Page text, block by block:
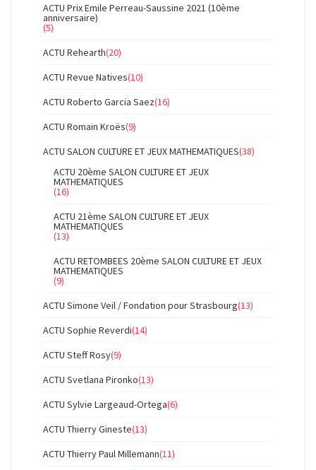
ACTU Prix Emile Perreau-Saussine 2021 (10ème
anniversaire)
(5)
ACTU Rehearth(20)
ACTU Revue Natives(10)
ACTU Roberto Garcia Saez(16)
ACTU Romain Kroës(9)
ACTU SALON CULTURE ET JEUX MATHEMATIQUES(38)
ACTU 20ème SALON CULTURE ET JEUX
MATHEMATIQUES
(16)
ACTU 21ème SALON CULTURE ET JEUX
MATHEMATIQUES
(13)
ACTU RETOMBEES 20ème SALON CULTURE ET JEUX
MATHEMATIQUES
(9)
ACTU Simone Veil / Fondation pour Strasbourg(13)
ACTU Sophie Reverdi(14)
ACTU Steff Rosy(9)
ACTU Svetlana Pironko(13)
ACTU Sylvie Largeaud-Ortega(6)
ACTU Thierry Gineste(13)
ACTU Thierry Paul Millemann(11)